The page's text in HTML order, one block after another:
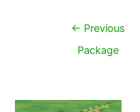
Navigacija
← Previous
Package